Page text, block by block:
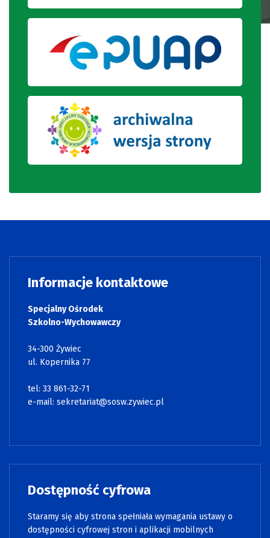
Wigila klasowa 2022 r.
Informacje kontaktowe
Specjalny Ośrodek
Szkolno-Wychowawczy
34-300 Żywiec
ul. Kopernika 77
tel: 33 861-32-71
e-mail: sekretariat@sosw.zywiec.pl
Dostępność cyfrowa
Staramy się aby strona spełniała wymagania ustawy o
dostępności cyfrowej stron i aplikacji mobilnych